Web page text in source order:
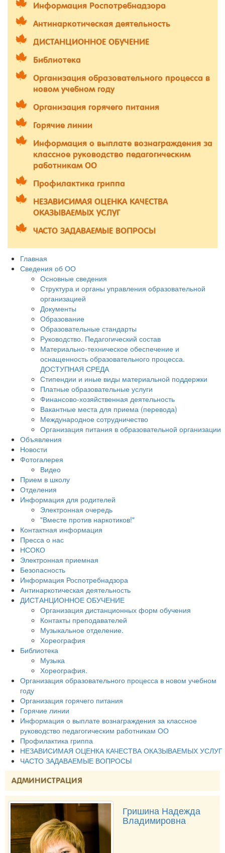
Информация Роспотребнадзора
Антинаркотическая деятельность
ДИСТАНЦИОННОЕ ОБУЧЕНИЕ
Библиотека
Организация образовательного процесса в
новом учебном году
Организация горячего питания
Горячие линии
Информация о выплате вознаграждения за
классное руководство педагогическим
работникам ОО
Профилактика гриппа
НЕЗАВИСИМАЯ ОЦЕНКА КАЧЕСТВА
ОКАЗЫВАЕМЫХ УСЛУГ
ЧАСТО ЗАДАВАЕМЫЕ ВОПРОСЫ
Главная
Сведения об ОО
Основные сведения
Структура и органы управления образовательной
организацией
Документы
Образование
Образовательные стандарты
Руководство. Педагогический состав
Материально-техническое обеспечение и
оснащенность образовательного процесса.
ДОСТУПНАЯ СРЕДА
Стипендии и иные виды материальной поддержки
Платные образовательные услуги
Финансово-хозяйственная деятельность
Вакантные места для приема (перевода)
Международное сотрудничество
Организация питания в образовательной организации
Объявления
Новости
Фотогалерея
Видео
Прием в школу
Отделения
Информация для родителей
Электронная очередь
"Вместе против наркотиков!"
Контактная информация
Пресса о нас
НСОКО
Электронная приемная
Безопасность
Информация Роспотребнадзора
Антинаркотическая деятельность
ДИСТАНЦИОННОЕ ОБУЧЕНИЕ
Организация дистанционных форм обучения
Контакты преподавателей
Музыкальное отделение.
Хореография
Библиотека
Музыка
Хореография.
Организация образовательного процесса в новом учебном
году
Организация горячего питания
Горячие линии
Информация о выплате вознаграждения за классное
руководство педагогическим работникам ОО
Профилактика гриппа
НЕЗАВИСИМАЯ ОЦЕНКА КАЧЕСТВА ОКАЗЫВАЕМЫХ УСЛУГ
ЧАСТО ЗАДАВАЕМЫЕ ВОПРОСЫ
АДМИНИСТРАЦИЯ
Гришина Надежда
Владимировна